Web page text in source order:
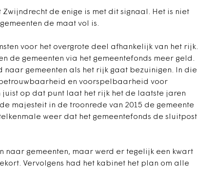
Zwijndrecht de enige is met dit signaal. Het is niet
de maat vol is.
voor het overgrote deel afhankelijk van het rijk.
de gemeenten via het gemeentefonds meer geld.
naar gemeenten als het rijk gaat bezuinigen. In die
en voorspelbaarheid voor
juist op dat punt laat het rijk het de laatste jaren
majesteit in de troonrede van 2015 de gemeente
weer dat het gemeentefonds de sluitpost
naar gemeenten, maar werd er tegelijk een kwart
Vervolgens had het kabinet het plan om alle